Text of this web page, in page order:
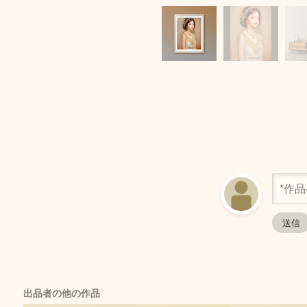
出品者の他の作品